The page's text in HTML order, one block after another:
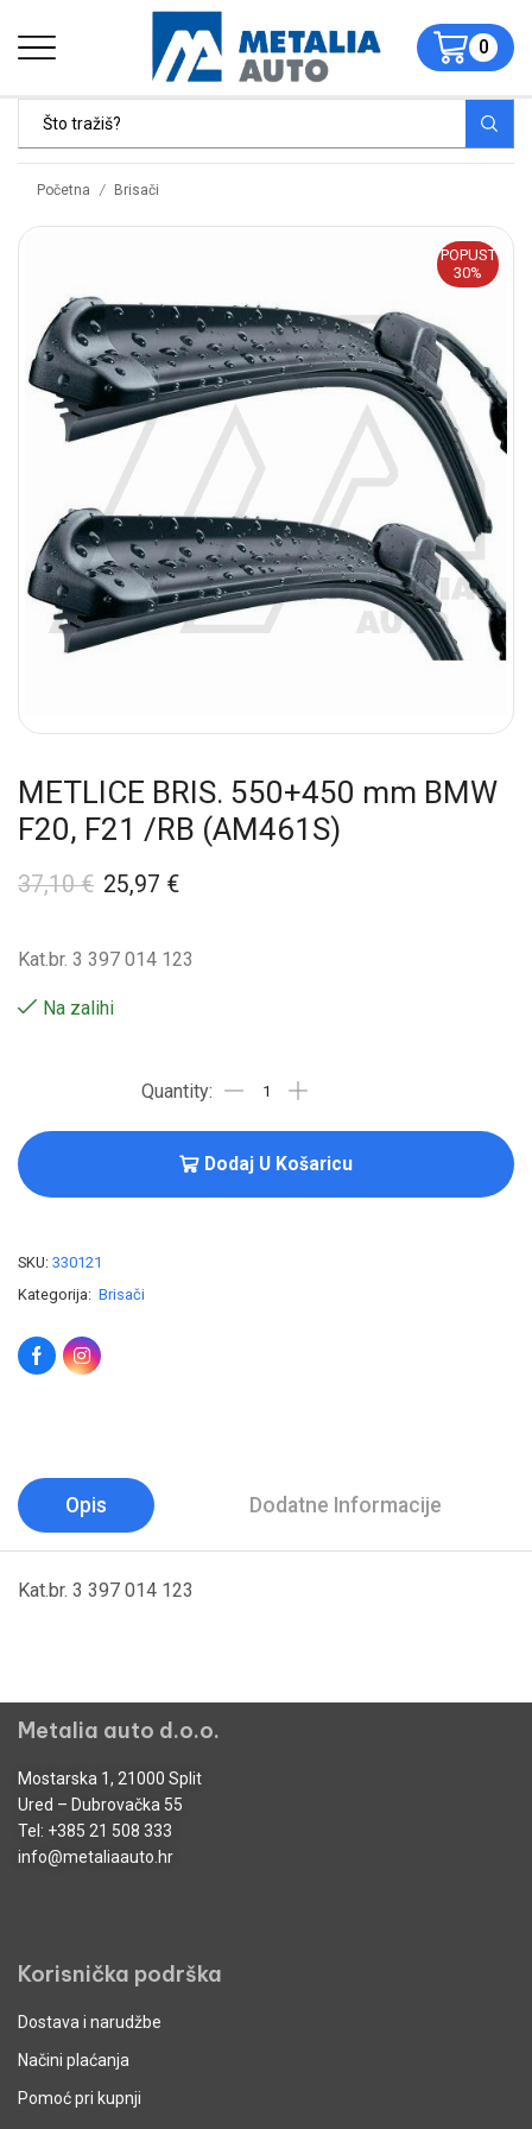
0
Početna / Brisači
POPUST
30%
METLICE BRIS. 550+450 mm BMW
F20, F21 /RB (AM461S)
37,10€ 25,97 €
Kat.br. 3 397 014 123
Na zalihi
Dodaj U Košaricu
SKU: 330121
Kategorija: Brisači
Opis Dodatne Informacije
Kat.br. 3 397 014 123
Metalia auto d.o.o.
Mostarska 1, 21000 Split
Ured – Dubrovačka 55
Tel: +385 21 508 333
info@metaliaauto.hr
Korisnička podrška
Dostava i narudžbe
Načini plaćanja
Pomoć pri kupnji